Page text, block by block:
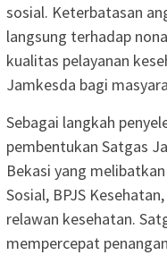
sosial. Keterbatasan
langsung terhadap
kualitas pelayanan
Jamkesda bagi
Sebagai langkah
pembentukan Satgas
Bekasi yang
Sosial, BPJS
relawan kesehatan.
mempercepat